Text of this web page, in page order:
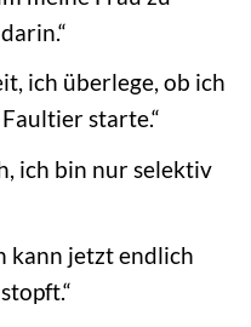
ich überlege, ob ich
starte.“
ich bin nur selektiv
kann jetzt endlich